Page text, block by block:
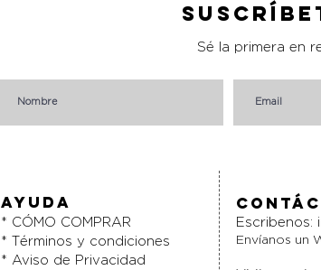
Sé la primera en
AYUDA
* CÓMO COMPRAR
* Términos y condiciones
* Aviso de Privacidad
Escribenos:
Envíanos un